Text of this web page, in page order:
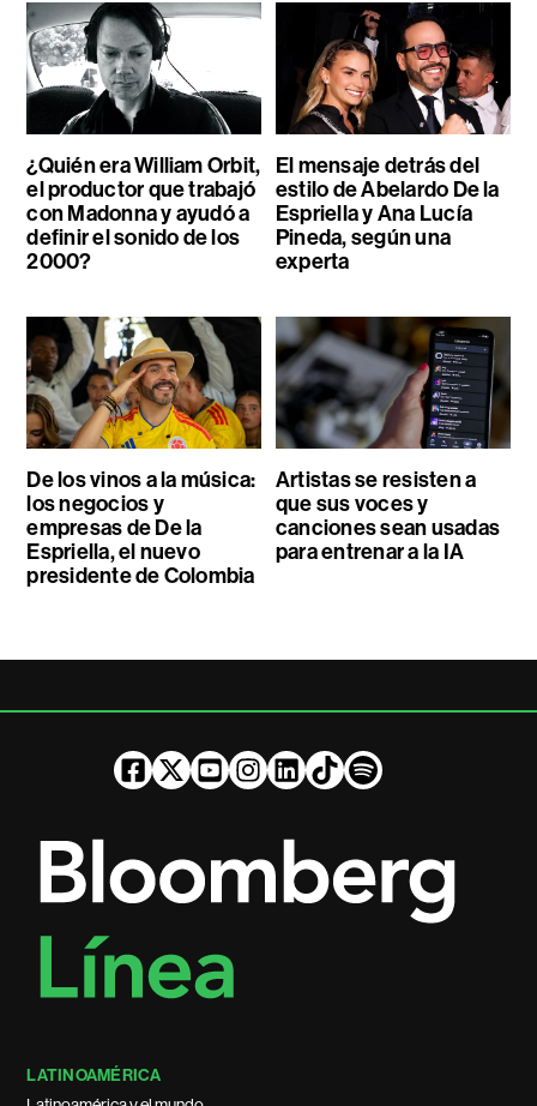
¿Quién era William Orbit,
el productor que trabajó
con Madonna y ayudó a
definir el sonido de los
2000?
El mensaje detrás del
estilo de Abelardo De la
Espriella y Ana Lucía
Pineda, según una
experta
De los vinos a la música:
los negocios y
empresas de De la
Espriella, el nuevo
presidente de Colombia
Artistas se resisten a
que sus voces y
canciones sean usadas
para entrenar a la IA
LATINOAMÉRICA